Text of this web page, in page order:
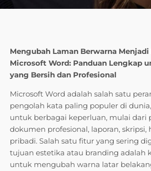
Mengubah Laman Berwarna
Microsoft Word: Panduan Lengkap
yang Bersih dan Profesional
Microsoft Word adalah salah satu
pengolah kata paling populer di
untuk berbagai keperluan, mulai dari
dokumen profesional, laporan, skripsi,
pribadi. Salah satu fitur yang sering
tujuan estetika atau branding adalah
untuk mengubah warna latar